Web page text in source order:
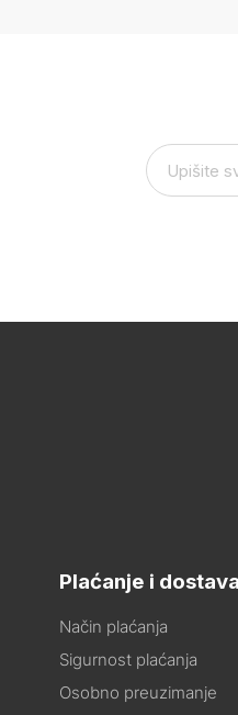
Plaćanje i dostava
Način plaćanja
Sigurnost plaćanja
Osobno preuzimanje